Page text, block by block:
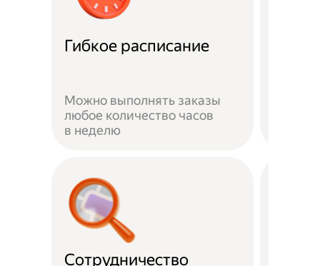
Гибкое расписание
Можно выполнять заказы
любое количество часов
в неделю
Сотрудничество